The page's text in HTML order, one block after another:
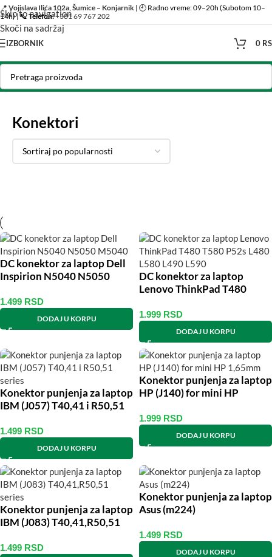
Skip to navigation
Skoči na sadržaj
📍 Vojislava Ilića 102a, Šumice – Konjarnik | 🕘 Radno vreme: 09–20h (Subotom 10–
14h) | 📞Telefon:+381 69 767 202
IZBORNIK 0
Početna/Rezervni delovi za računare i laptopove
Konektori
DC konektor za laptop Dell
Inspirion N5040 N5050
1.499 RSD
DODAJ U KORPU
DC konektor za laptop
Lenovo ThinkPad T480
L590
1.999 RSD
DODAJ U KORPU
Konektor punjenja za laptop
IBM (J057) T40,41 i R50,51
1.499 RSD
DODAJ U KORPU
Konektor punjenja za laptop
HP (J140) for mini HP
1.999 RSD
DODAJ U KORPU
Konektor punjenja za laptop
IBM (J083) T40,41,R50,51
1.499 RSD
Konektor punjenja za laptop
Asus (m224)
1.499 RSD
DODAJ U KORPU